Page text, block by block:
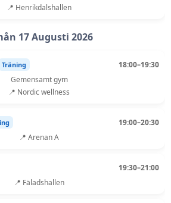
📍 Henrikdalshallen
17 Augusti 2026
Träning
18:00–19:30
Gemensamt gym
📍 Nordic wellness
19:00–20:30
📍 Arenan A
19:30–21:00
📍 Fäladshallen